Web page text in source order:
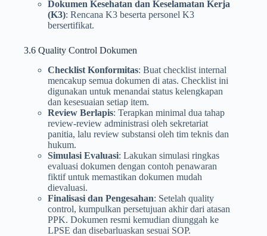
Dokumen Kesehatan dan Keselamatan Kerja
(K3): Rencana K3 beserta personel K3
bersertifikat.
3.6 Quality Control Dokumen
Checklist Konformitas: Buat checklist internal
mencakup semua dokumen di atas. Checklist ini
digunakan untuk menandai status kelengkapan
dan kesesuaian setiap item.
Review Berlapis: Terapkan minimal dua tahap
review-review administrasi oleh sekretariat
panitia, lalu review substansi oleh tim teknis dan
hukum.
Simulasi Evaluasi: Lakukan simulasi ringkas
evaluasi dokumen dengan contoh penawaran
fiktif untuk memastikan dokumen mudah
dievaluasi.
Finalisasi dan Pengesahan: Setelah quality
control, kumpulkan persetujuan akhir dari atasan
PPK. Dokumen resmi kemudian diunggah ke
LPSE dan disebarluaskan sesuai SOP.